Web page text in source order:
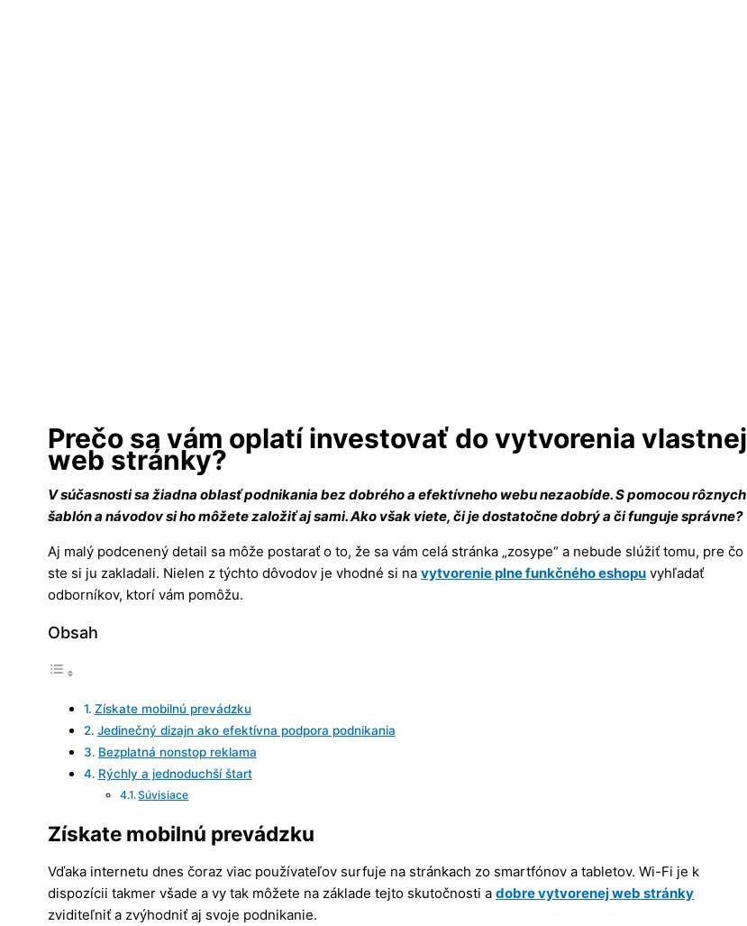
Prečo sa vám oplatí investovať do vytvorenia vlastnej
web stránky?
V súčasnosti sa žiadna oblasť podnikania bez dobrého a efektívneho webu nezaobíde. S pomocou rôznych
šablón a návodov si ho môžete založiť aj sami. Ako však viete, či je dostatočne dobrý a či funguje správne?
Aj malý podcenený detail sa môže postarať o to, že sa vám celá stránka „zosype“ a nebude slúžiť tomu, pre čo
ste si ju zakladali. Nielen z týchto dôvodov je vhodné si na vytvorenie plne funkčného eshopu vyhľadať
odborníkov, ktorí vám pomôžu.
Obsah
Získate mobilnú prevádzku
Jedinečný dizajn ako efektívna podpora podnikania
Bezplatná nonstop reklama
Rýchly a jednoduchší štart
Súvisiace
Získate mobilnú prevádzku
Vďaka internetu dnes čoraz viac používateľov surfuje na stránkach zo smartfónov a tabletov. Wi-Fi je k
dispozícii takmer všade a vy tak môžete na základe tejto skutočnosti a dobre vytvorenej web stránky
zviditeľniť a zvýhodniť aj svoje podnikanie.